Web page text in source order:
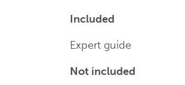
Included
Expert guide
Not included